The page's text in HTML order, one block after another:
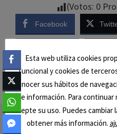
(Votos: 0
Facebook
Footer
Esta web utiliza cookies
funcional y cookies de
conocer sus hábitos de
de información. Para
acepte su uso. Puedes cambiar
obtener más información.